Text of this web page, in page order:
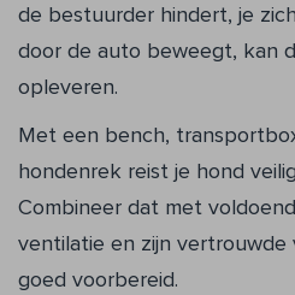
de bestuurder hindert, je
door de auto beweegt, kan
opleveren.
Met een bench,
hondenrek reist je hond
Combineer dat met
ventilatie en zijn
goed voorbereid.